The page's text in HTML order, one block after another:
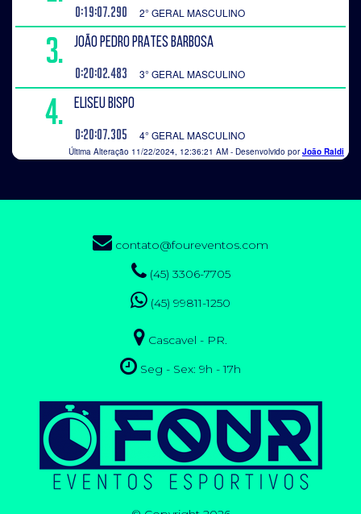
contato@foureventos.com
(45) 3306-7705
(45) 99811-1250
Cascavel - PR.
Seg - Sex: 9h - 17h